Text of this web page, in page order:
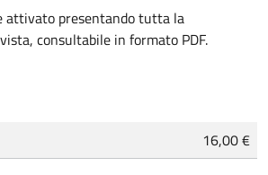
attivato presentando tutta la
consultabile in formato PDF.
16,00 €